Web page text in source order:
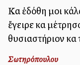
Καὶ ἐδόθη μοι
ἔγειρε καὶ
θυσιαστήριον
Σωτηρόπουλου